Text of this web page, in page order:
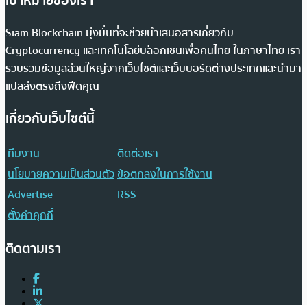
Siam Blockchain มุ่งมั่นที่จะช่วยนำเสนอสารเกี่ยวกับ
Cryptocurrency และเทคโนโลยีบล็อกเชนเพื่อคนไทย ในภาษาไทย เรา
รวบรวมข้อมูลส่วนใหญ่จากเว็บไซต์และเว็บบอร์ดต่างประเทศและนำมา
แปลส่งตรงถึงฟีดคุณ
เกี่ยวกับเว็บไซต์นี้
ทีมงาน
ติดต่อเรา
นโยบายความเป็นส่วนตัวข้อตกลงในการใช้งาน
Advertise
RSS
ตั้งค่าคุกกี้
ติดตามเรา